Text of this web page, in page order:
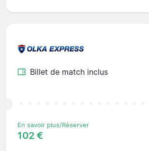
Billet de match inclus
En savoir plus/Réserver
102 €